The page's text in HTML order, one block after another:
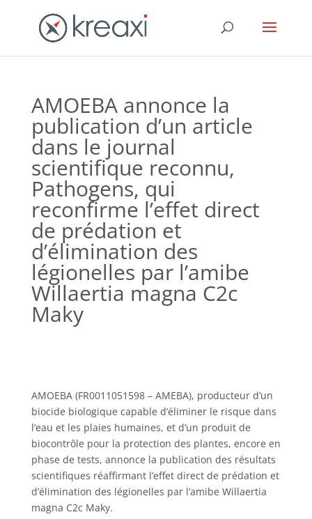
AMOEBA annonce la
publication d’un article
dans le journal
scientifique reconnu,
Pathogens, qui
reconfirme l’effet direct
de prédation et
d’élimination des
légionelles par l’amibe
Willaertia magna C2c
Maky
AMOEBA (FR0011051598 – AMEBA), producteur d’un
biocide biologique capable d’éliminer le risque dans
l’eau et les plaies humaines, et d’un produit de
biocontrôle pour la protection des plantes, encore en
phase de tests, annonce la publication des résultats
scientifiques réaffirmant l’effet direct de prédation et
d’élimination des légionelles par l’amibe Willaertia
magna C2c Maky.